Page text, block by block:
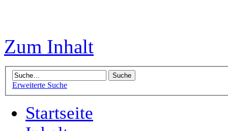
Zum Inhalt
Erweiterte Suche
Startseite